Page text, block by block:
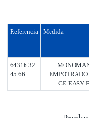
Referencia Medida
64316 32
45 66
EMPOTRADO
GE-EASY